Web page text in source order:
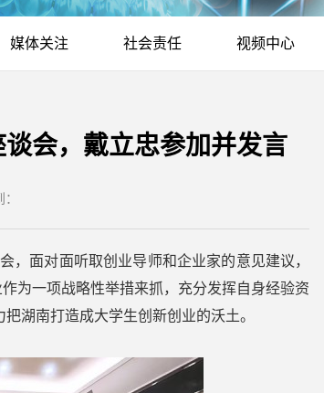
媒体关注 社会责任 视频中心
会，戴立忠参加并发言
面对面听取创业导师和企业家的意见建议，
为一项战略性举措来抓，充分发挥自身经验资
湖南打造成大学生创新创业的沃土。